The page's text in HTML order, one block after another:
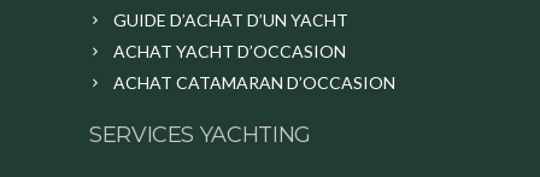
GUIDE D’ACHAT D’UN YACHT
ACHAT YACHT D’OCCASION
ACHAT CATAMARAN D’OCCASION
SERVICES YACHTING